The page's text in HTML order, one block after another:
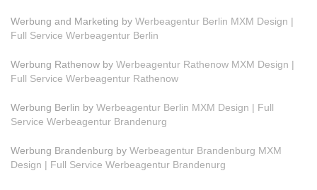
Werbung and Marketing by Werbeagentur Berlin MXM Design |
Full Service Werbeagentur Berlin
Werbung Rathenow by Werbeagentur Rathenow MXM Design |
Full Service Werbeagentur Rathenow
Werbung Berlin by Werbeagentur Berlin MXM Design | Full
Service Werbeagentur Brandenurg
Werbung Brandenburg by Werbeagentur Brandenburg MXM
Design | Full Service Werbeagentur Brandenurg